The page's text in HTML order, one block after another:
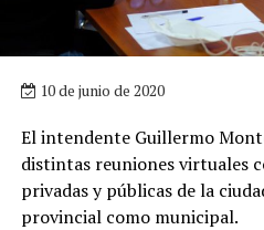
10 de junio de 2020
El intendente Guillermo
distintas reuniones virtuales
privadas y públicas de la
provincial como municipal.